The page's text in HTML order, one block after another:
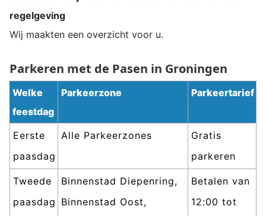
regelgeving
Wij maakten een overzicht voor u.
Parkeren met de Pasen in Groningen
Welke
feestdag
Parkeerzone Parkeertarief
Eerste
paasdag
Alle Parkeerzones
Gratis
parkeren
Tweede
paasdag
Binnenstad Diepenring,
Binnenstad Oost,
Betalen van
12:00 tot